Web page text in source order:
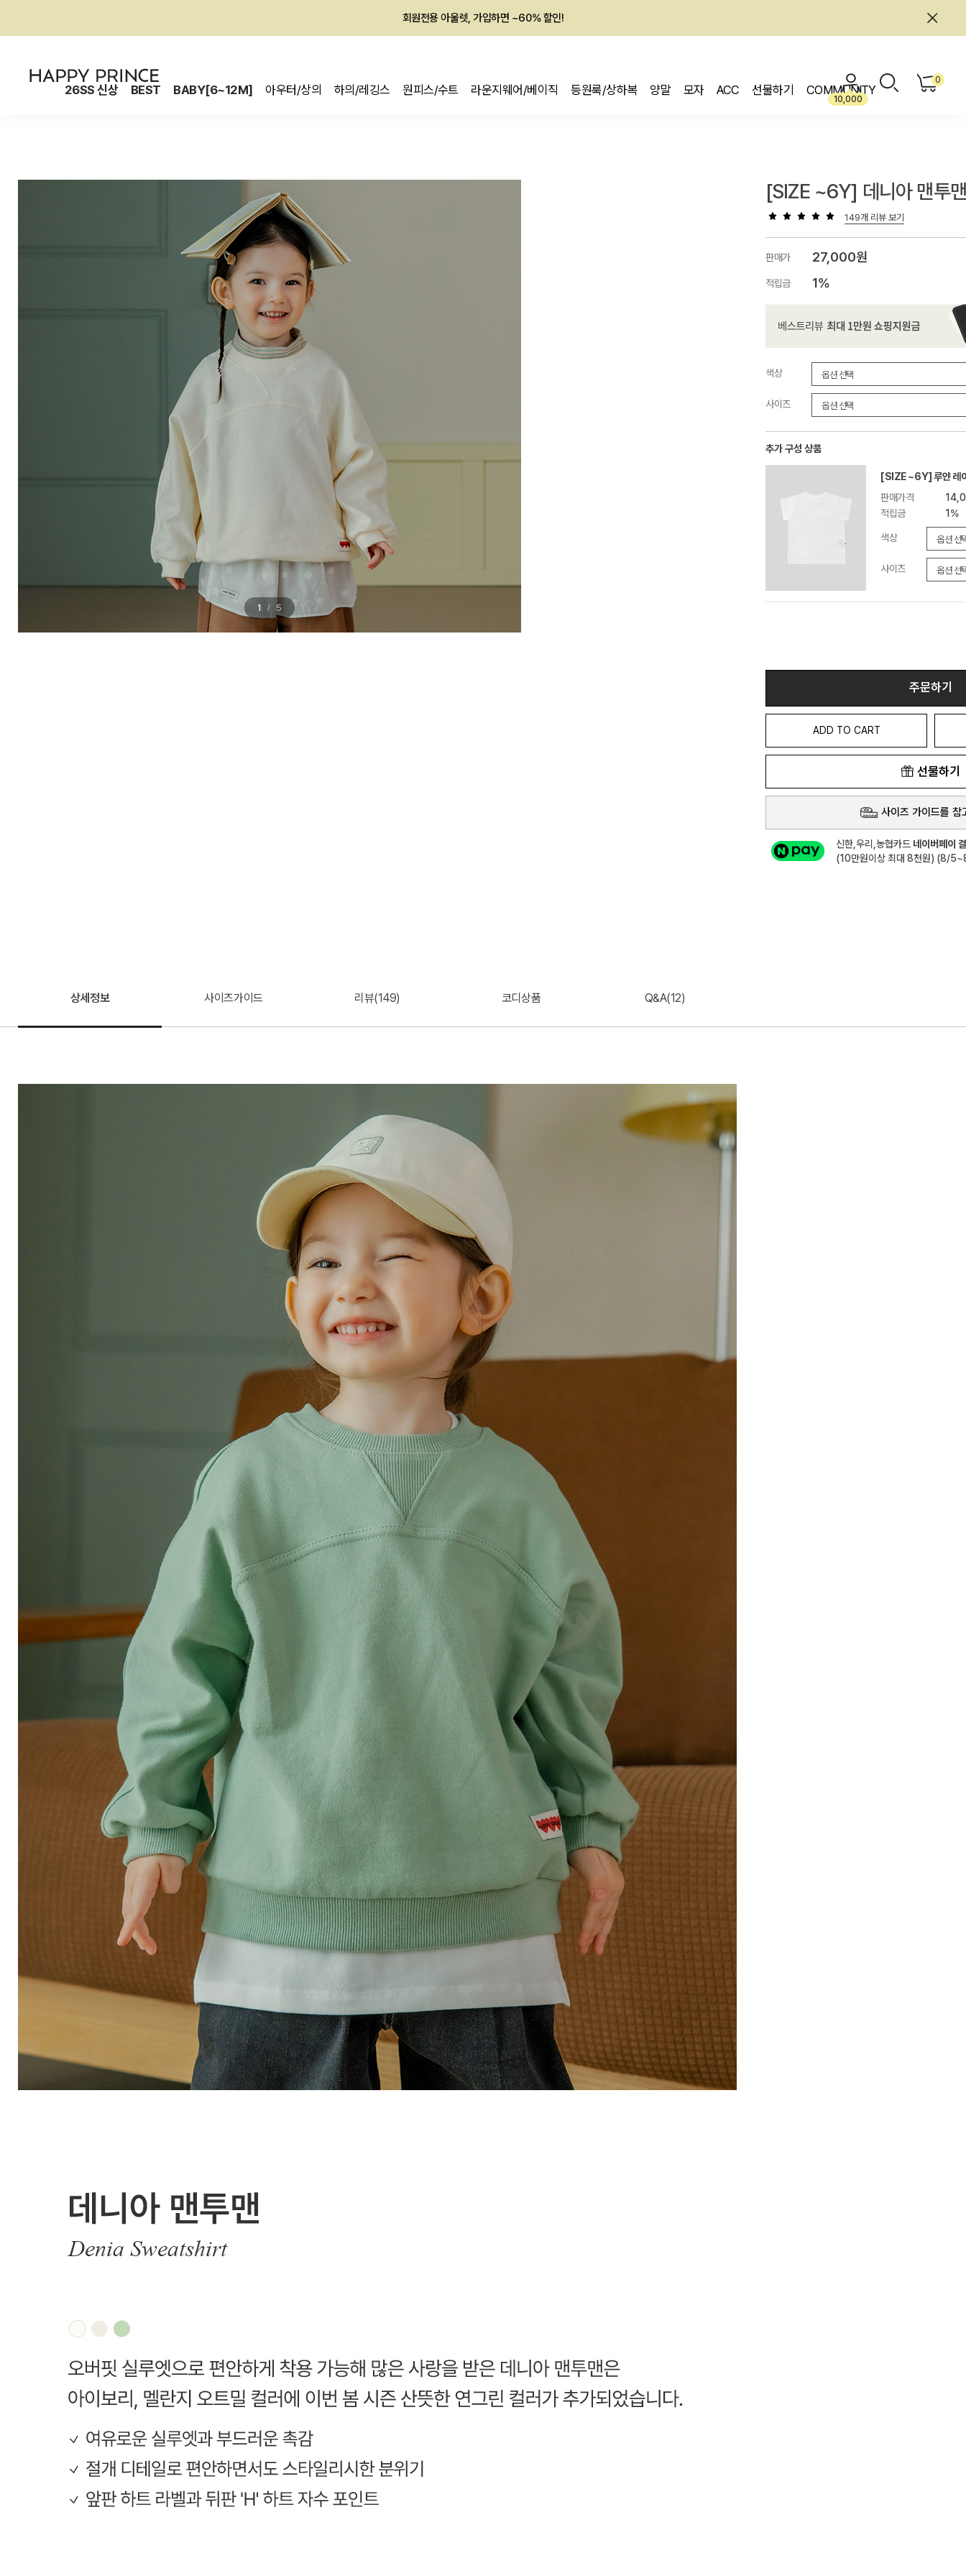
회원전용 아울렛, 가입하면 ~60% 할인!
26SS 신상 BEST BABY[6~12M] 아우터/상의 하의/레깅스 원피스/수트 라운지웨어/베이직 등원룩/상하복 양말 모자 ACC 선물하기 COMMUNITY
10,000
0
1 / 5
[SIZE ~6Y] 데니아 맨투맨
149개 리뷰 보기
판매가 27,000원
적립금 1%
색상
사이즈
추가 구성 상품
[SIZE ~6Y] 루얀 레
판매가격
적립금
1%
색상
사이즈
주문하기
ADD TO CART
선물하기
사이즈 가이드를 참
신한,우리,농협카드 네이버페이
(10만원이상 최대 8천원) (8/
상세정보 사이즈가이드 리뷰(149) 코디상품 Q&A(12)